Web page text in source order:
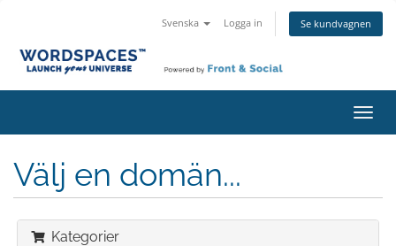
Svenska Logga in Se kundvagnen
Växla
Välj en domän...
Kategorier